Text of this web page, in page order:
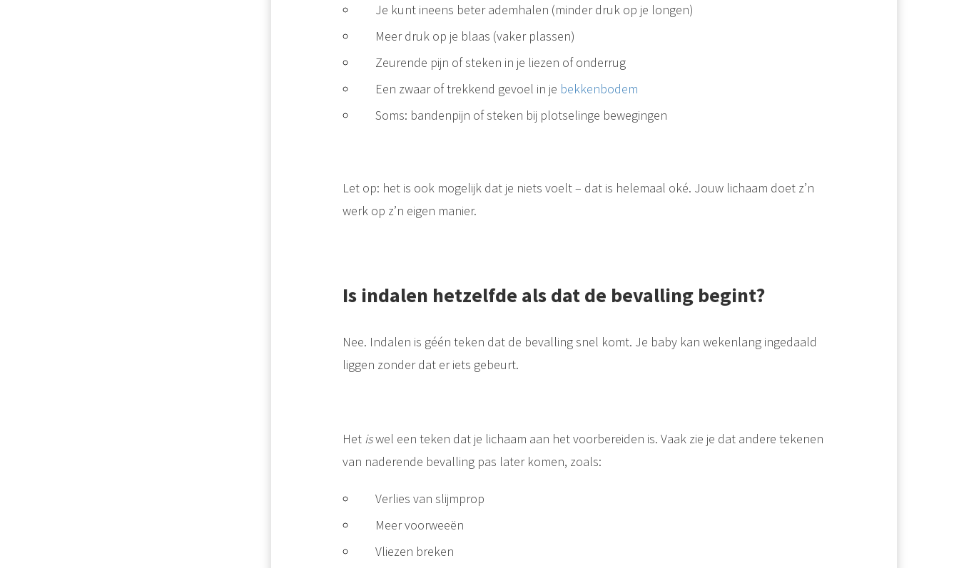
Je kunt ineens beter ademhalen (minder druk op je longen)
Meer druk op je blaas (vaker plassen)
Zeurende pijn of steken in je liezen of onderrug
Een zwaar of trekkend gevoel in je bekkenbodem
Soms: bandenpijn of steken bij plotselinge bewegingen
Let op: het is ook mogelijk dat je niets voelt – dat is helemaal oké. Jouw lichaam doet z’n
werk op z’n eigen manier.
Is indalen hetzelfde als dat de bevalling begint?
Nee. Indalen is géén teken dat de bevalling snel komt. Je baby kan wekenlang ingedaald
liggen zonder dat er iets gebeurt.
Het iswel een teken dat je lichaam aan het voorbereiden is. Vaak zie je dat andere tekenen
van naderende bevalling pas later komen, zoals:
Verlies van slijmprop
Meer voorweeën
Vliezen breken